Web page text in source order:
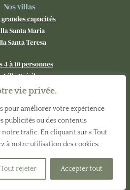
vie privée.
pour améliorer votre expérience
publicités ou des contenus
notre trafic. En cliquant sur « Tout
à notre utilisation des cookies.
Tout rejeter Accepter tout
Nos villas
capacités
Santa Maria
Santa Teresa
4 à 10 personnes
Villa Brésil
Villa Corée
Villa Thaïlande
Villa Cuba
Indonésie
Californie
Portugal
Villa Canada
Villa Maroc
Villa Inde